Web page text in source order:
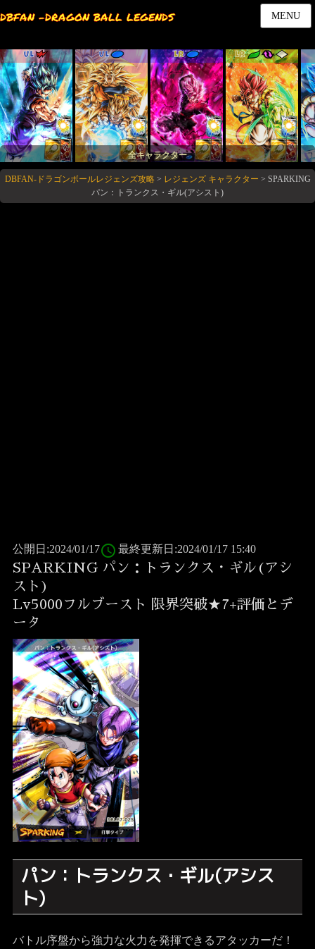
DBFAN -DRAGON BALL LEGENDS MENU
UL UL LR LR
全キャラクター
DBFAN-ドラゴンボールレジェンズ攻略> レジェンズ キャラクター > SPARKING
パン：トランクス・ギル(アシスト)
公開日:2024/01/17access_time 最終更新日:2024/01/17 15:40
SPARKING パン：トランクス・ギル(アシ
スト)
Lv5000フルブースト 限界突破★7+評価とデ
ータ
パン：トランクス・ギル(アシス
ト)
バトル序盤から強力な火力を発揮できるアタッカーだ！